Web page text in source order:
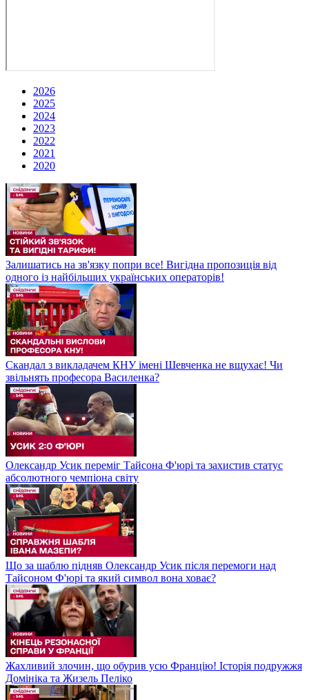
2026
2025
2024
2023
2022
2021
2020
Залишатись на зв'язку попри все! Вигідна пропозиція від
одного із найбільших українських операторів!
Скандал з викладачем КНУ імені Шевченка не вщухає! Чи
звільнять професора Василенка?
Олександр Усик переміг Тайсона Ф'юрі та захистив статус
абсолютного чемпіона світу
Що за шаблю підняв Олександр Усик після перемоги над
Тайсоном Ф'юрі та який символ вона ховає?
Жахливий злочин, що обурив усю Францію! Історія подружжя
Домініка та Жизель Пеліко